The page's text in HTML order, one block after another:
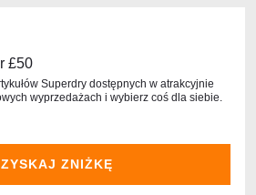
£50
Superdry dostępnych w atrakcyjnie
wyprzedażach i wybierz coś dla siebie.
ZNIŻKĘ